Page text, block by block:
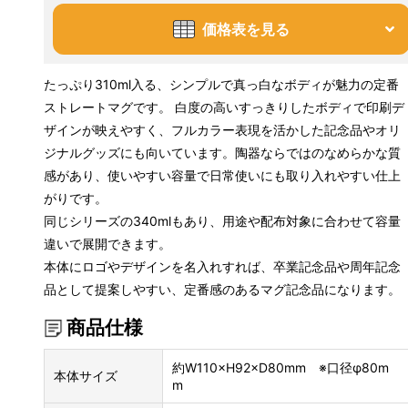
価格表を見る
たっぷり310ml入る、シンプルで真っ白なボディが魅力の定番
ストレートマグです。 白度の高いすっきりしたボディで印刷デ
ザインが映えやすく、フルカラー表現を活かした記念品やオリ
ジナルグッズにも向いています。陶器ならではのなめらかな質
感があり、使いやすい容量で日常使いにも取り入れやすい仕上
がりです。
同じシリーズの340mlもあり、用途や配布対象に合わせて容量
違いで展開できます。
本体にロゴやデザインを名入れすれば、卒業記念品や周年記念
品として提案しやすい、定番感のあるマグ記念品になります。
商品仕様
本体サイズ
約W110×H92×D80mm ※口径φ80m
m